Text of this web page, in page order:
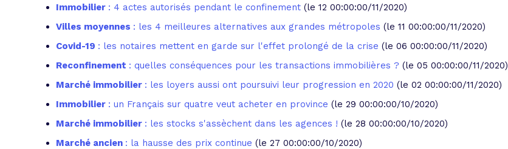
Immobilier : 4 actes autorisés pendant le confinement (le 12 00:00:00/11/2020)
Villes moyennes : les 4 meilleures alternatives aux grandes métropoles (le 11 00:00:00/11/2020)
Covid-19 : les notaires mettent en garde sur l'effet prolongé de la crise (le 06 00:00:00/11/2020)
Reconfinement : quelles conséquences pour les transactions immobilières ? (le 05 00:00:00/11/2020)
Marché immobilier : les loyers aussi ont poursuivi leur progression en 2020 (le 02 00:00:00/11/2020)
Immobilier : un Français sur quatre veut acheter en province (le 29 00:00:00/10/2020)
Marché immobilier : les stocks s'assèchent dans les agences ! (le 28 00:00:00/10/2020)
Marché ancien : la hausse des prix continue (le 27 00:00:00/10/2020)